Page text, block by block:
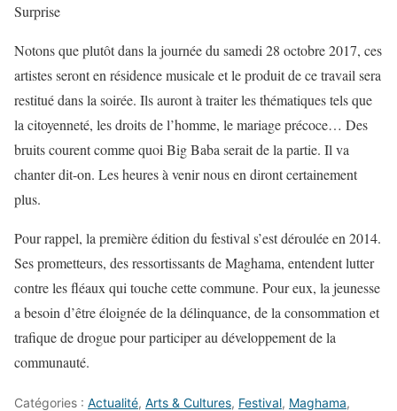
Surprise
Notons que plutôt dans la journée du samedi 28 octobre 2017, ces
artistes seront en résidence musicale et le produit de ce travail sera
restitué dans la soirée. Ils auront à traiter les thématiques tels que
la citoyenneté, les droits de l’homme, le mariage précoce… Des
bruits courent comme quoi Big Baba serait de la partie. Il va
chanter dit-on. Les heures à venir nous en diront certainement
plus.
Pour rappel, la première édition du festival s’est déroulée en 2014.
Ses prometteurs, des ressortissants de Maghama, entendent lutter
contre les fléaux qui touche cette commune. Pour eux, la jeunesse
a besoin d’être éloignée de la délinquance, de la consommation et
trafique de drogue pour participer au développement de la
communauté.
Catégories : Actualité, Arts & Cultures, Festival, Maghama,